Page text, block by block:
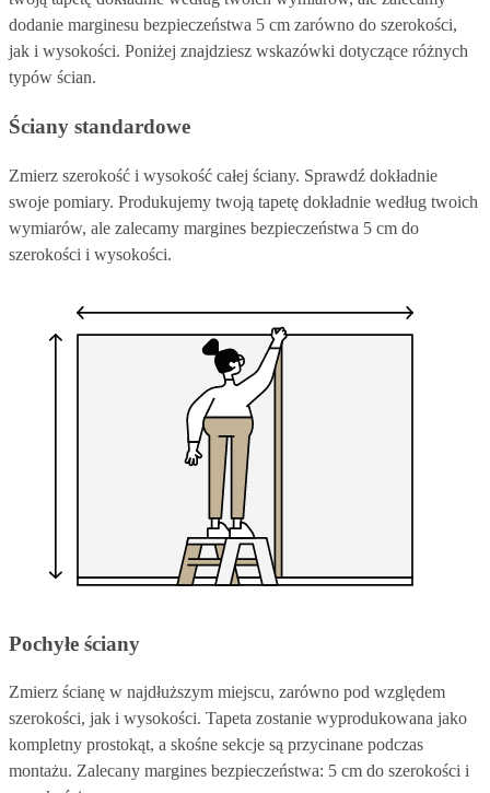
dodanie marginesu bezpieczeństwa 5 cm zarówno do szerokości,
jak i wysokości. Poniżej znajdziesz wskazówki dotyczące różnych
typów ścian.
Ściany standardowe
Zmierz szerokość i wysokość całej ściany. Sprawdź dokładnie
swoje pomiary. Produkujemy twoją tapetę dokładnie według twoich
wymiarów, ale zalecamy margines bezpieczeństwa 5 cm do
szerokości i wysokości.
Pochyłe ściany
Zmierz ścianę w najdłuższym miejscu, zarówno pod względem
szerokości, jak i wysokości. Tapeta zostanie wyprodukowana jako
kompletny prostokąt, a skośne sekcje są przycinane podczas
montażu. Zalecany margines bezpieczeństwa: 5 cm do szerokości i